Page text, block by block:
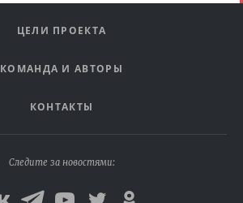
ЦЕЛИ ПРОЕКТА
КОМАНДА И АВТОРЫ
КОНТАКТЫ
Следите за новостями: